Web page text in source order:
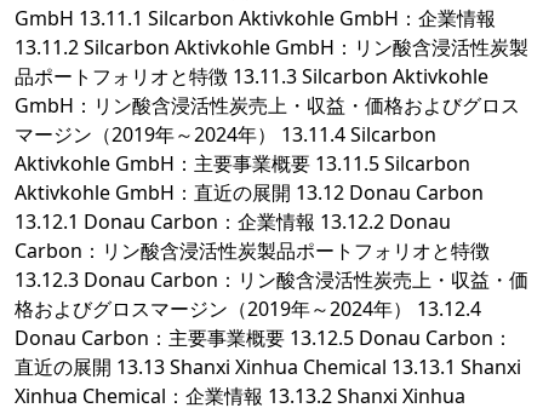
GmbH 13.11.1 Silcarbon Aktivkohle GmbH：企業情報
13.11.2 Silcarbon Aktivkohle GmbH：リン酸含浸活性炭製
品ポートフォリオと特徴 13.11.3 Silcarbon Aktivkohle
GmbH：リン酸含浸活性炭売上・収益・価格およびグロス
マージン（2019年～2024年） 13.11.4 Silcarbon
Aktivkohle GmbH：主要事業概要 13.11.5 Silcarbon
Aktivkohle GmbH：直近の展開 13.12 Donau Carbon
13.12.1 Donau Carbon：企業情報 13.12.2 Donau
Carbon：リン酸含浸活性炭製品ポートフォリオと特徴
13.12.3 Donau Carbon：リン酸含浸活性炭売上・収益・価
格およびグロスマージン（2019年～2024年） 13.12.4
Donau Carbon：主要事業概要 13.12.5 Donau Carbon：
直近の展開 13.13 Shanxi Xinhua Chemical 13.13.1 Shanxi
Xinhua Chemical：企業情報 13.13.2 Shanxi Xinhua